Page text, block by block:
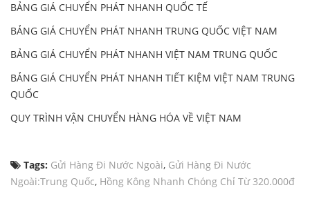
BẢNG GIÁ CHUYỂN PHÁT NHANH QUỐC TẾ
BẢNG GIÁ CHUYỂN PHÁT NHANH TRUNG QUỐC VIỆT NAM
BẢNG GIÁ CHUYỂN PHÁT NHANH VIỆT NAM TRUNG QUỐC
BẢNG GIÁ CHUYỂN PHÁT NHANH TIẾT KIỆM VIỆT NAM TRUNG
QUỐC
QUY TRÌNH VẬN CHUYỂN HÀNG HÓA VỀ VIỆT NAM
Tags: Gửi Hàng Đi Nước Ngoài, Gửi Hàng Đi Nước
Ngoài:Trung Quốc, Hồng Kông Nhanh Chóng Chỉ Từ 320.000đ